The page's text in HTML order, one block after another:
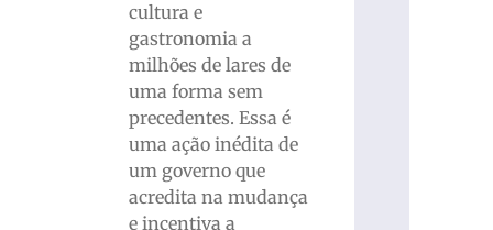
cultura e
gastronomia a
milhões de lares de
uma forma sem
precedentes. Essa é
uma ação inédita de
um governo que
acredita na mudança
e incentiva a